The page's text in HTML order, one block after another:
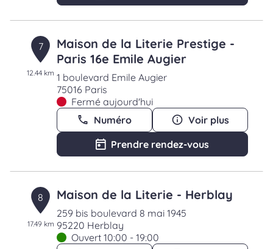
7
12.44 km
Maison de la Literie Prestige -
Paris 16e Emile Augier
1 boulevard Emile Augier
75016 Paris
Fermé aujourd'hui
Numéro
Voir plus
Prendre rendez-vous
8
17.49 km
Maison de la Literie - Herblay
259 bis boulevard 8 mai 1945
95220 Herblay
Ouvert 10:00 - 19:00